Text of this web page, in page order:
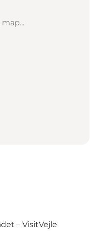
– VisitVejle